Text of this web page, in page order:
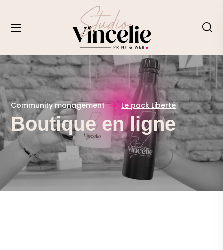
Community management Le pack Liberté
Boutique en ligne